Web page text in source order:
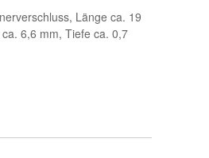
Länge ca. 19
6,6 mm, Tiefe ca. 0,7